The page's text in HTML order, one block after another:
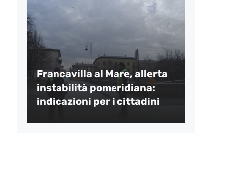
Francavilla al Mare, allerta
instabilità pomeridiana:
indicazioni per i cittadini